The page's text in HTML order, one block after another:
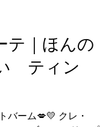
テ｜ほんの
ティン
バーム💋💛 クレ・